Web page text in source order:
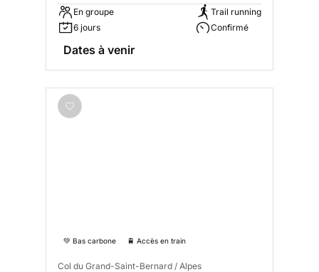
En groupe
6 jours
Trail running
Confirmé
Dates à venir
💚 Bas carbone 🚆 Accès en train
Col du Grand-Saint-Bernard / Alpes